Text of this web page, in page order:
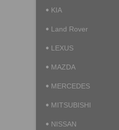
KIA
Land Rover
LEXUS
MAZDA
MERCEDES
MITSUBISHI
NISSAN